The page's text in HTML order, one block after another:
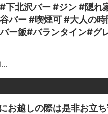
北沢バー #ジン #隠れ
バー #喫煙可 #大人の
ー飯#バランタイン#グ
お越しの際は是非お立